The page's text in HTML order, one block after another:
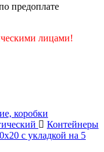
предоплате
лицами!
коробки
Контейнеры
с укладкой на 5